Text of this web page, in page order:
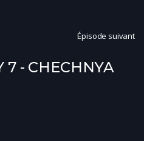
Épisode suivant
7 - CHECHNYA